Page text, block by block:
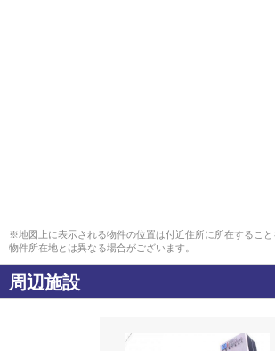
※地図上に表示される物件の位置は付近住所に所在するこ
物件所在地とは異なる場合がございます。
周辺施設